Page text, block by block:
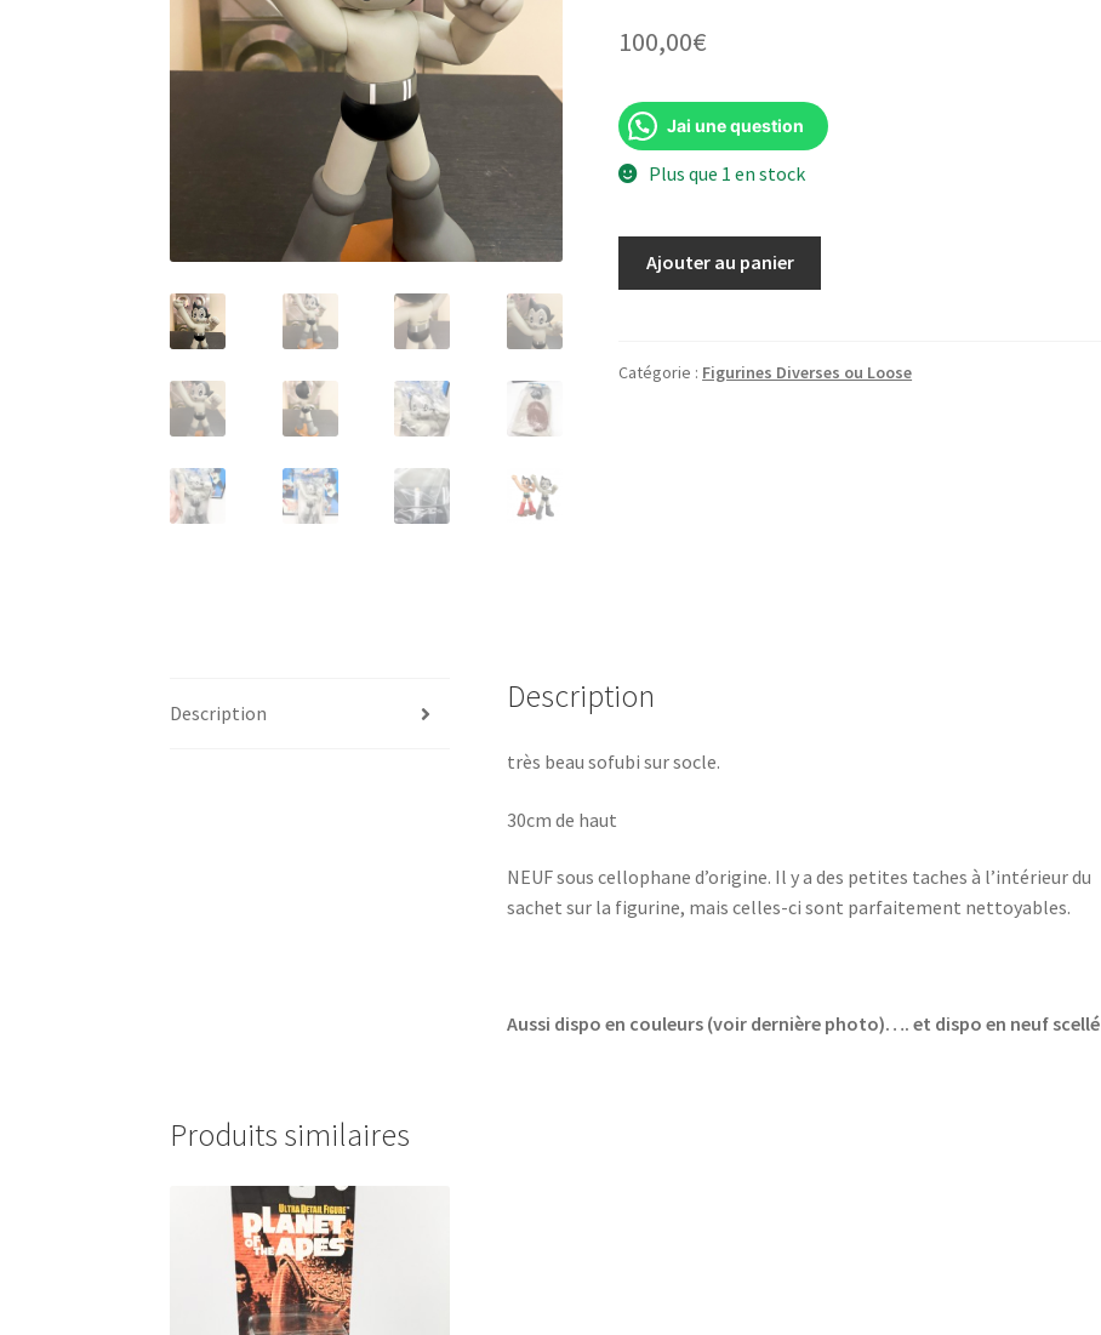
100,00€
Jai une question
Plus que 1 en stock
Astro
Ajouter au panier
Catégorie : Figurines Diverses ou Loose
Description Description
très beau sofubi sur socle.
30cm de haut
NEUF sous cellophane d’origine. Il y a des petites taches à l’intérieur du
sachet sur la figurine, mais celles-ci sont parfaitement nettoyables.
Aussi dispo en couleurs (voir dernière photo)…. et dispo en neuf scellé
Produits similaires